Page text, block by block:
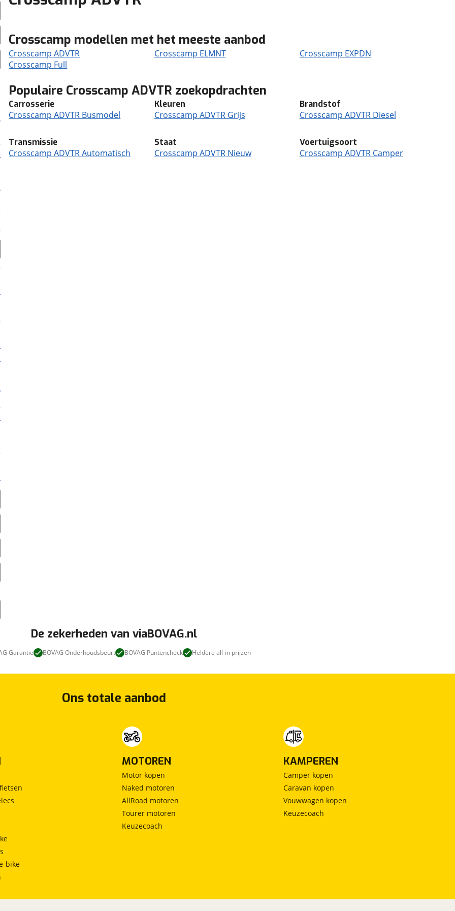
Crosscamp modellen met het meeste aanbod
Crosscamp ADVTR Crosscamp ELMNT
Crosscamp EXPDN
Crosscamp Full
Populaire Crosscamp ADVTR zoekopdrachten
Carrosserie
Crosscamp ADVTR Busmodel
Kleuren
Crosscamp ADVTR Grijs
Brandstof
Crosscamp ADVTR Diesel
Transmissie
Crosscamp ADVTR Automatisch
Staat
Crosscamp ADVTR Nieuw
Voertuigsoort
Crosscamp ADVTR Camper
De zekerheden van viaBOVAG.nl
Garantie BOVAG Onderhoudsbeurt BOVAG Puntencheck Heldere all-in prijzen
Ons totale aanbod
bike
MOTOREN
Motor kopen
Naked motoren
AllRoad motoren
Tourer motoren
Keuzecoach
KAMPEREN
Camper kopen
Caravan kopen
Vouwwagen kopen
Keuzecoach